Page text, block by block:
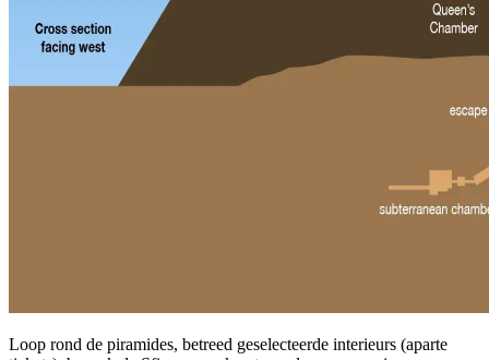
Loop rond de piramides, betreed geselecteerde interieurs (aparte